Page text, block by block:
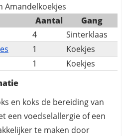
Amandelkoekjes
Aantal
Gang
4
Sinterklaas
1
Koekjes
1
Koekjes
en koks de bereiding van
een voedselallergie of een
te maken door